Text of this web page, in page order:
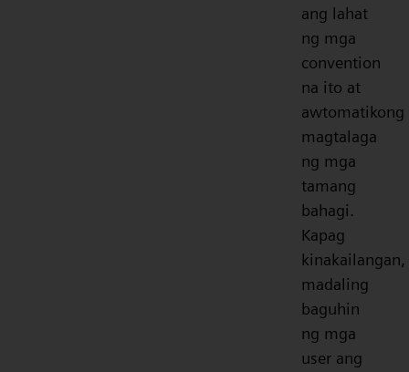
ang lahat
ng mga
convention
na ito at
awtomatikong
magtalaga
ng mga
tamang
bahagi.
Kapag
kinakailangan,
madaling
baguhin
ng mga
user ang